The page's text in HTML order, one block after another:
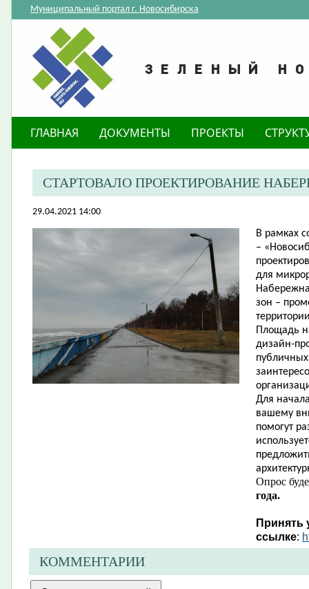
Муниципальный портал г. Новосибирска
ГЛАВНАЯ ДОКУМЕНТЫ ПРОЕКТЫ
СТАРТОВАЛО ПРОЕКТИРОВАНИЕ
29.04.2021 14:00
В рамках
–
для
зон –
Площадь
дизайн-
Для
вашему
помогут
Опрос
года.
Принять
ссылке:
КОММЕНТАРИИ